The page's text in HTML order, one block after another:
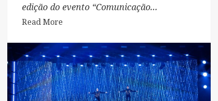
edição do evento “Comunicação...
Read More
about
Salatiel
Araújo
participa
de